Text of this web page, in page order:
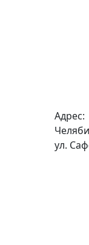
Адрес:
ул.